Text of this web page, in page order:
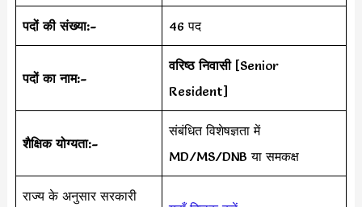
पदों की संख्या:- 46 पद
पदों का नाम:-
वरिष्ठ निवासी[Senior
Resident]
शैक्षिक योग्यता:-
संबंधित विशेषज्ञता में
MD/MS/DNB या समकक्ष
राज्य के अनुसार सरकारी